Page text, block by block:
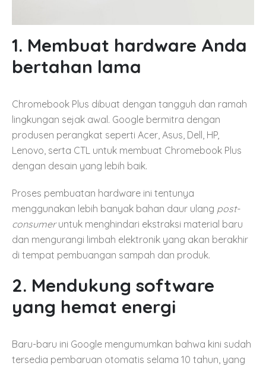
1. Membuat hardware Anda
bertahan lama
Chromebook Plus dibuat dengan tangguh dan ramah
lingkungan sejak awal. Google bermitra dengan
produsen perangkat seperti Acer, Asus, Dell, HP,
Lenovo, serta CTL untuk membuat Chromebook Plus
dengan desain yang lebih baik.
Proses pembuatan hardware ini tentunya
menggunakan lebih banyak bahan daur ulang post-
consumeruntuk menghindari ekstraksi material baru
dan mengurangi limbah elektronik yang akan berakhir
di tempat pembuangan sampah dan produk.
2. Mendukung software
yang hemat energi
Baru-baru ini Google mengumumkan bahwa kini sudah
tersedia pembaruan otomatis selama 10 tahun, yang